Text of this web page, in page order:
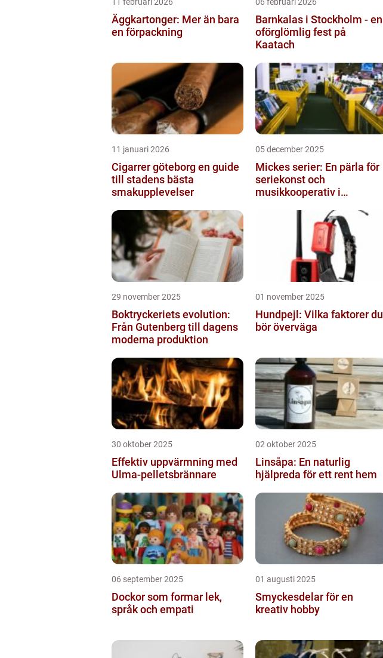
Äggkartonger: Mer än bara
en förpackning
Barnkalas i Stockholm - en
oförglömlig fest på
Kaatach
11 januari 2026
Cigarrer göteborg en guide
till stadens bästa
smakupplevelser
05 december 2025
Mickes serier: En pärla för
seriekonst och
musikkooperativ i
29 november 2025
Boktryckeriets evolution:
Från Gutenberg till dagens
moderna produktion
01 november 2025
Hundpejl: Vilka faktorer du
bör överväga
30 oktober 2025
Effektiv uppvärmning med
Ulma-pelletsbrännare
02 oktober 2025
Linsåpa: En naturlig
hjälpreda för ett rent hem
06 september 2025
Dockor som formar lek,
språk och empati
01 augusti 2025
Smyckesdelar för en
kreativ hobby